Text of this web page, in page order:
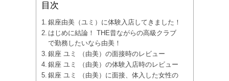
目次
銀座由美（ユミ）に体験入店してきました！
はじめに結論！ THE昔ながらの高級クラブ
で勤務したいなら由美！
銀座 ユミ （由美）の面接時のレビュー
銀座 ユミ （由美）の体験入店時のレビュー
銀座 ユミ （由美）に面接、体入した女性の